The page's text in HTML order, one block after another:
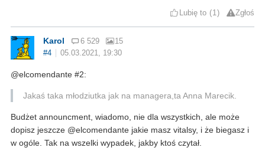
Lubię to 1 Zgłoś
Karol 6 529
15
#4
05.03.2021, 19:30
@elcomendante #2:
Jakaś taka młodziutka jak na managera,ta Anna Marecik.
Budżet announcment, wiadomo, nie dla wszystkich, ale może
dopisz jeszcze @elcomendante jakie masz vitalsy, i że biegasz i
w ogóle. Tak na wszelki wypadek, jakby ktoś czytał.